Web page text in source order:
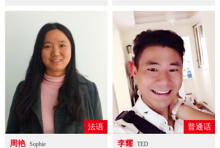
法语
周艳 Sophie
普通话
李耀 TED